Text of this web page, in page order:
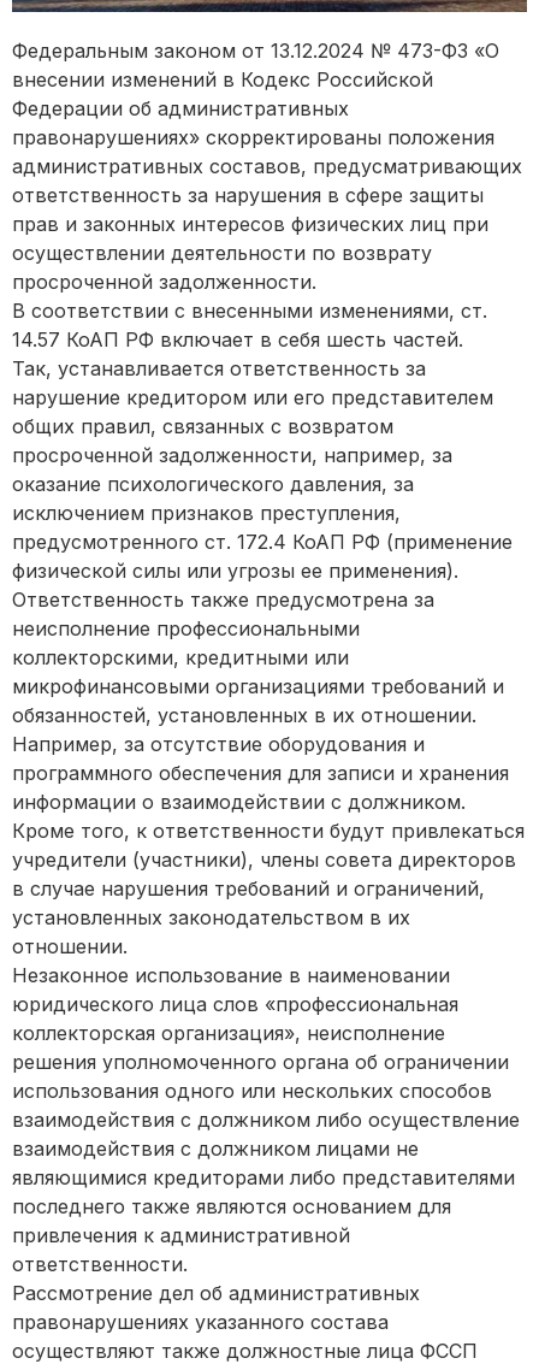
Федеральным законом от 13.12.2024 № 473-ФЗ «О
внесении изменений в Кодекс Российской
Федерации об административных
правонарушениях» скорректированы положения
административных составов, предусматривающих
ответственность за нарушения в сфере защиты
прав и законных интересов физических лиц при
осуществлении деятельности по возврату
просроченной задолженности.
В соответствии с внесенными изменениями, ст.
14.57 КоАП РФ включает в себя шесть частей.
Так, устанавливается ответственность за
нарушение кредитором или его представителем
общих правил, связанных с возвратом
просроченной задолженности, например, за
оказание психологического давления, за
исключением признаков преступления,
предусмотренного ст. 172.4 КоАП РФ (применение
физической силы или угрозы ее применения).
Ответственность также предусмотрена за
неисполнение профессиональными
коллекторскими, кредитными или
микрофинансовыми организациями требований и
обязанностей, установленных в их отношении.
Например, за отсутствие оборудования и
программного обеспечения для записи и хранения
информации о взаимодействии с должником.
Кроме того, к ответственности будут привлекаться
учредители (участники), члены совета директоров
в случае нарушения требований и ограничений,
установленных законодательством в их
отношении.
Незаконное использование в наименовании
юридического лица слов «профессиональная
коллекторская организация», неисполнение
решения уполномоченного органа об ограничении
использования одного или нескольких способов
взаимодействия с должником либо осуществление
взаимодействия с должником лицами не
являющимися кредиторами либо представителями
последнего также являются основанием для
привлечения к административной
ответственности.
Рассмотрение дел об административных
правонарушениях указанного состава
осуществляют также должностные лица ФССП